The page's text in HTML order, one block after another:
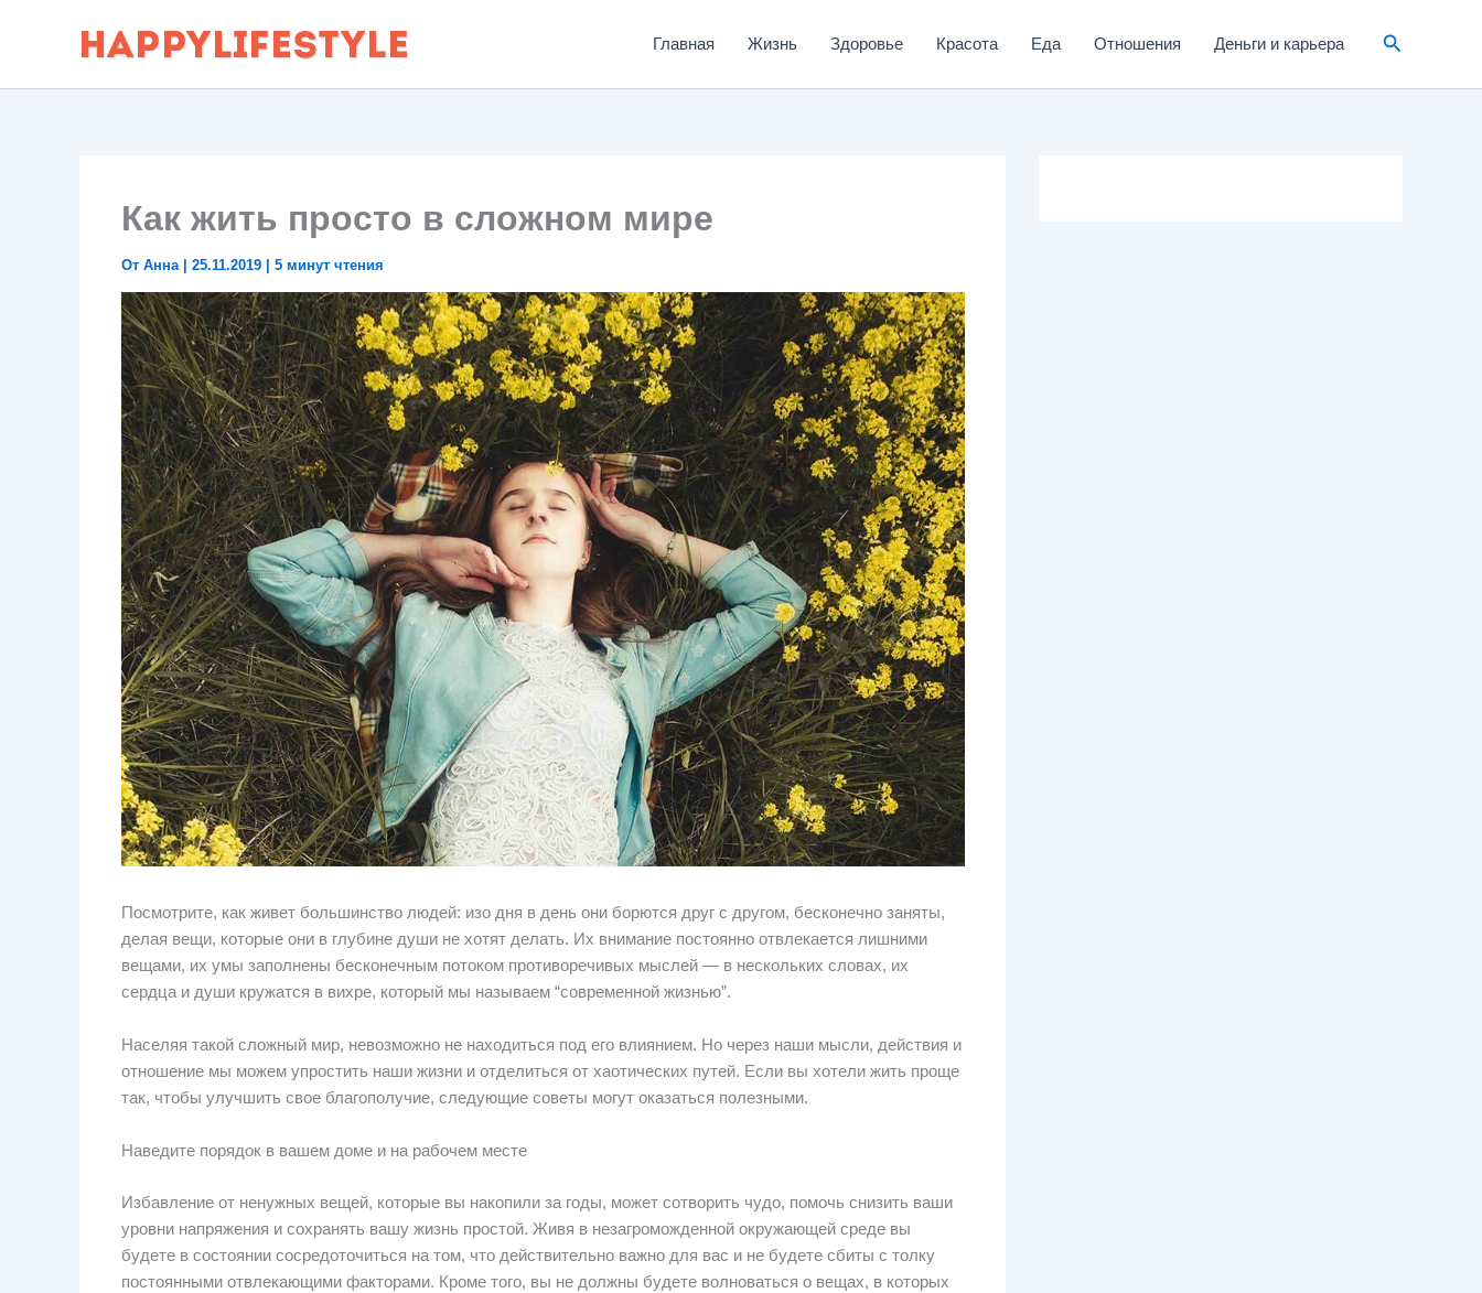
содержимому
Главная Жизнь Здоровье Красота Еда Отношения Деньги и карьера
Как жить просто в сложном мире
От Анна | 25.11.2019 | 5 минут чтения
Посмотрите, как живет большинство людей: изо дня в день они борются друг с другом, бесконечно заняты,
делая вещи, которые они в глубине души не хотят делать. Их внимание постоянно отвлекается лишними
вещами, их умы заполнены бесконечным потоком противоречивых мыслей — в нескольких словах, их
сердца и души кружатся в вихре, который мы называем “современной жизнью”.
Населяя такой сложный мир, невозможно не находиться под его влиянием. Но через наши мысли, действия и
отношение мы можем упростить наши жизни и отделиться от хаотических путей. Если вы хотели жить проще
так, чтобы улучшить свое благополучие, следующие советы могут оказаться полезными.
Наведите порядок в вашем доме и на рабочем месте
Избавление от ненужных вещей, которые вы накопили за годы, может сотворить чудо, помочь снизить ваши
уровни напряжения и сохранять вашу жизнь простой. Живя в незагроможденной окружающей среде вы
будете в состоянии сосредоточиться на том, что действительно важно для вас и не будете сбиты с толку
постоянными отвлекающими факторами. Кроме того, вы не должны будете волноваться о вещах, в которых